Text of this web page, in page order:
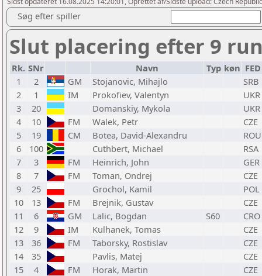
Søg efter spiller
Slut placering efter 9
Rk. SNr Navn Typ køn FED
1
2 GM Stojanovic, Mihajlo
SRB
2
1 IM Prokofiev, Valentyn
UKR
3
20 Domanskiy, Mykola
UKR
4
10 FM Walek, Petr
CZE
5
19 CM Botea, David-Alexandru
ROU
6
100 Cuthbert, Michael
RSA
7
3 FM Heinrich, John
GER
8
7 FM Toman, Ondrej
CZE
9
25 Grochol, Kamil
POL
10
13 FM Brejnik, Gustav
CZE
11
6 GM Lalic, Bogdan S60
CRO
12
9 IM Kulhanek, Tomas
CZE
13
36 FM Taborsky, Rostislav
CZE
14
35 Pavlis, Matej
CZE
15
4 FM Horak, Martin
CZE